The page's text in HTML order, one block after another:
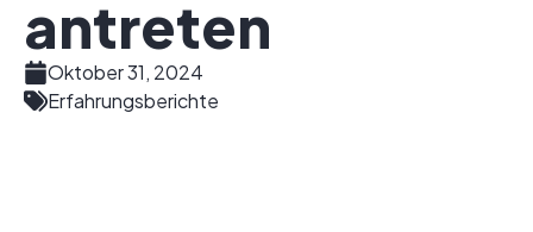
antreten
Oktober 31, 2024
Erfahrungsberichte